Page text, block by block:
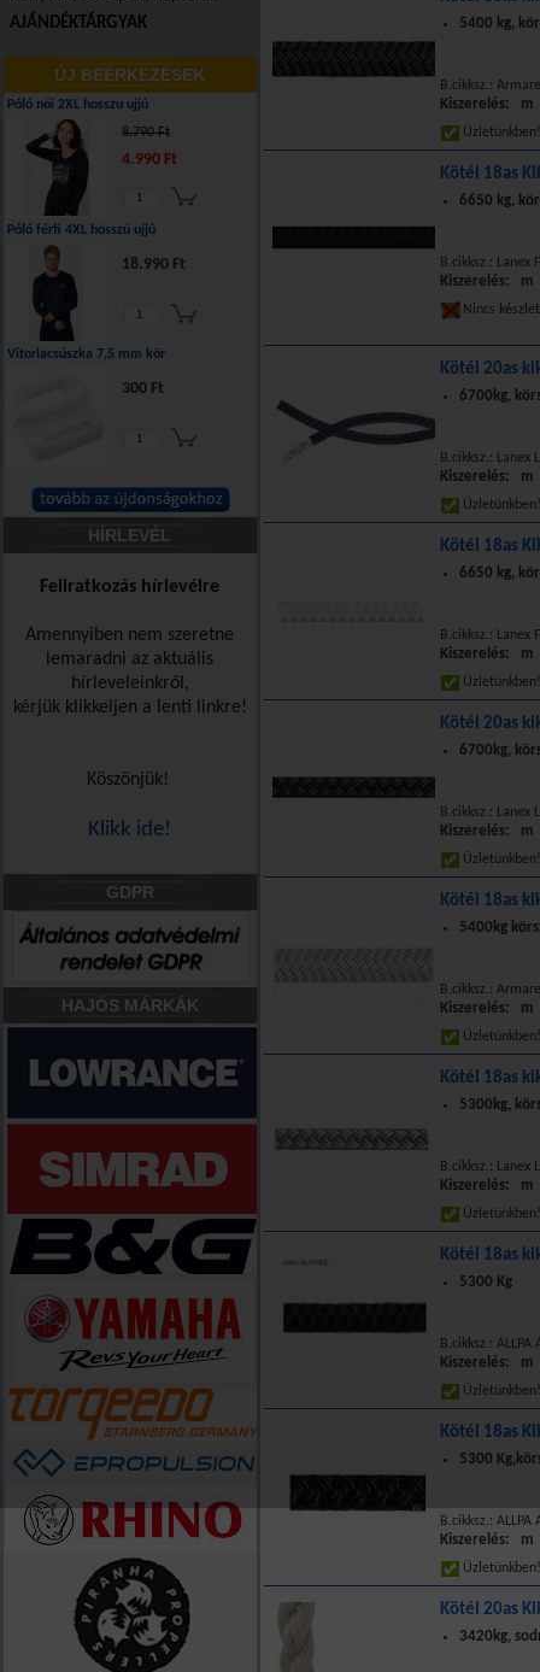
AJÁNDÉKTÁRGYAK
ÚJ BEÉRKEZÉSEK
Póló női 2XL hosszu ujjú
8.790 Ft
4.990 Ft
Póló férfi 4XL hosszú ujjú
18.990 Ft
Vitorlacsúszka 7,5 mm kör
300 Ft
HÍRLEVÉL
Feliratkozás hírlevélre
Amennyiben nem szeretne
lemaradni az aktuális
hírleveleinkről,
kérjük klikkeljen a lenti linkre!
Köszönjük!
Klikk ide!
GDPR
HAJÓS MÁRKÁK
5400 kg,
B.cikksz.:
Kiszerelés: m
Kötél 18as
6650 kg,
B.cikksz.: Lanex
Kiszerelés: m
Nincs
Kötél 20as
6700kg,
B.cikksz.: Lanex
Kiszerelés: m
Kötél 18as
6650 kg,
B.cikksz.: Lanex
Kiszerelés: m
Kötél 20as
6700kg,
B.cikksz.: Lanex
Kiszerelés: m
Kötél 18as
5400kg
B.cikksz.:
Kiszerelés: m
Kötél 18as
5300kg,
B.cikksz.: Lanex
Kiszerelés: m
Kötél 18as
5300 Kg
B.cikksz.: ALLPA
Kiszerelés: m
Kötél 18as
5300
B.cikksz.: ALLPA
Kiszerelés: m
Kötél 20as
3420kg,